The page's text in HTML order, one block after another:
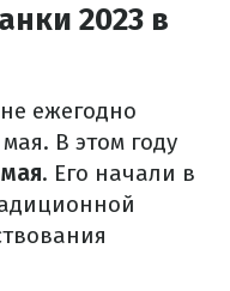
2023 в
ежегодно
В этом году
. Его начали в